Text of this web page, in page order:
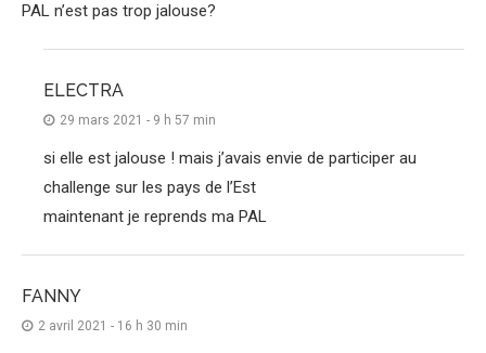
PAL n’est pas trop jalouse?
ELECTRA
29 mars 2021 - 9 h 57 min
si elle est jalouse ! mais j’avais envie de participer au
challenge sur les pays de l’Est
maintenant je reprends ma PAL
FANNY
2 avril 2021 - 16 h 30 min